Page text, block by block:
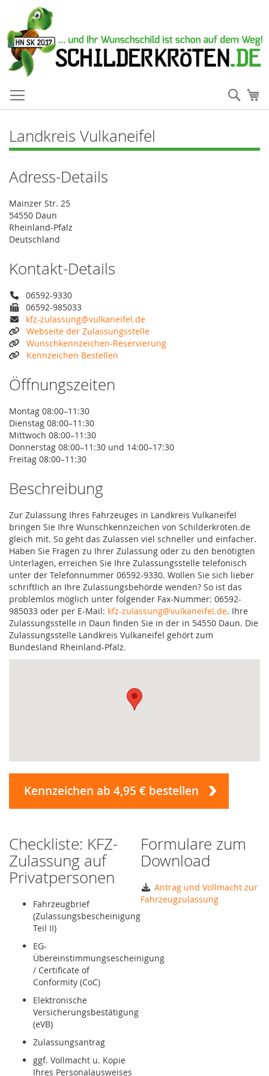
Landkreis Vulkaneifel
Adress-Details
Mainzer Str. 25
54550 Daun
Rheinland-Pfalz
Deutschland
Kontakt-Details
06592-9330
06592-985033
kfz-zulassung@vulkaneifel.de
Webseite der Zulassungsstelle
Wunschkennzeichen-Reservierung
Kennzeichen Bestellen
Öffnungszeiten
Montag 08:00–11:30
Dienstag 08:00–11:30
Mittwoch 08:00–11:30
Donnerstag 08:00–11:30 und 14:00–17:30
Freitag 08:00–11:30
Beschreibung
Zur Zulassung Ihres Fahrzeuges in Landkreis Vulkaneifel
bringen Sie Ihre Wunschkennzeichen von Schilderkröten.de
gleich mit. So geht das Zulassen viel schneller und einfacher.
Haben Sie Fragen zu Ihrer Zulassung oder zu den benötigten
Unterlagen, erreichen Sie Ihre Zulassungsstelle telefonisch
unter der Telefonnummer 06592-9330. Wollen Sie sich lieber
schriftlich an Ihre Zulassungsbehörde wenden? So ist das
problemlos möglich unter folgender Fax-Nummer: 06592-
985033 oder per E-Mail: kfz-zulassung@vulkaneifel.de. Ihre
Zulassungsstelle in Daun finden Sie in der in 54550 Daun. Die
Zulassungsstelle Landkreis Vulkaneifel gehört zum
Bundesland Rheinland-Pfalz.
Kennzeichen ab 4,95 € bestellen
Checkliste: KFZ-
Zulassung auf
Privatpersonen
Fahrzeugbrief
(Zulassungsbescheinigung
Teil II)
EG-
Übereinstimmungsescheinigung
/ Certificate of
Conformity (CoC)
Elektronische
Versicherungsbestätigung
(eVB)
Zulassungsantrag
ggf. Vollmacht u. Kopie
Ihres Personalausweises
Formulare zum
Download
Antrag und Vollmacht zur
Fahrzeugzulassung